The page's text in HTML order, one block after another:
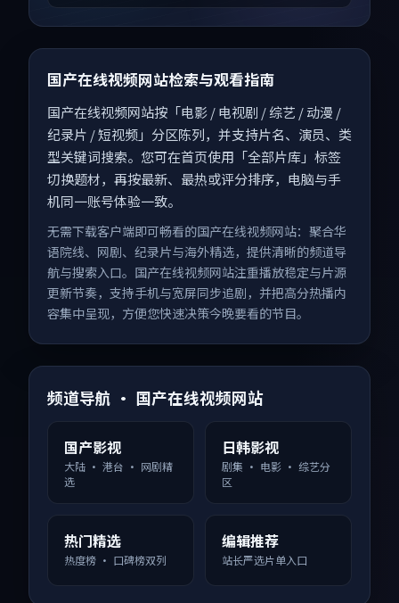
国产在线视频网站检索与观看指南
国产在线视频网站按「电影 / 电视剧 / 综艺 / 动漫 /
纪录片 / 短视频」分区陈列，并支持片名、演员、类
型关键词搜索。您可在首页使用「全部片库」标签
切换题材，再按最新、最热或评分排序，电脑与手
机同一账号体验一致。
无需下载客户端即可畅看的国产在线视频网站：聚合华
语院线、网剧、纪录片与海外精选，提供清晰的频道导
航与搜索入口。国产在线视频网站注重播放稳定与片源
更新节奏，支持手机与宽屏同步追剧，并把高分热播内
容集中呈现，方便您快速决策今晚要看的节目。
频道导航 · 国产在线视频网站
国产影视
大陆 · 港台 · 网剧精
选
日韩影视
剧集 · 电影 · 综艺分
区
热门精选
热度榜 · 口碑榜双列
编辑推荐
站长严选片单入口